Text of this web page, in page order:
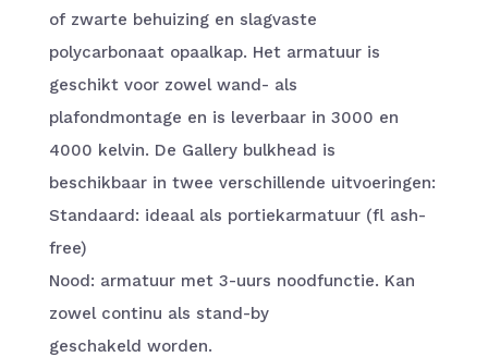
of zwarte behuizing en slagvaste
polycarbonaat opaalkap. Het armatuur is
geschikt voor zowel wand- als
plafondmontage en is leverbaar in 3000 en
4000 kelvin. De Gallery bulkhead is
beschikbaar in twee verschillende uitvoeringen:
Standaard: ideaal als portiekarmatuur (fl ash-
free)
Nood: armatuur met 3-uurs noodfunctie. Kan
zowel continu als stand-by
geschakeld worden.